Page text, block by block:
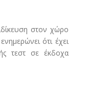
στον χώρο
ότι έχει
τεστ σε έκδοχα